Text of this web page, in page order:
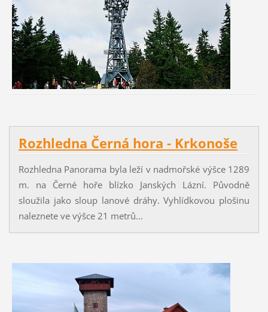
Rozhledna Černá hora - Krkonoše
Rozhledna Panorama byla leží v nadmořské výšce 1289
m. na Černé hoře blízko Janských Lázní. Původně
sloužila jako sloup lanové dráhy. Vyhlídkovou plošinu
naleznete ve výšce 21 metrů...